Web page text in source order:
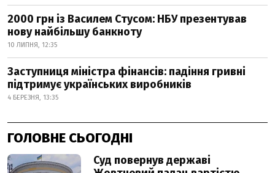
2000 грн із Василем Стусом: НБУ презентував
нову найбільшу банкноту
10 ЛИПНЯ, 12:35
Заступниця міністра фінансів: падіння гривні
підтримує українських виробників
4 БЕРЕЗНЯ, 13:35
ГОЛОВНЕ СЬОГОДНІ
Суд повернув державі